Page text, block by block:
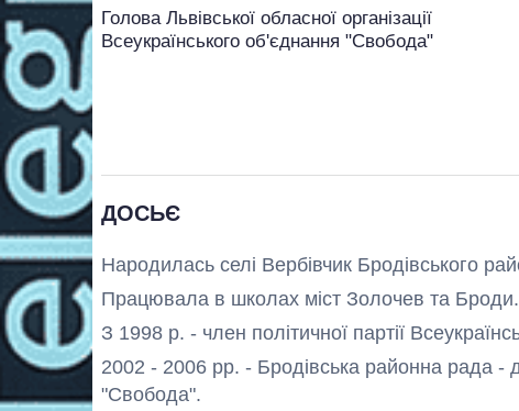
Голова Львівської обласної організації
Всеукраїнського об'єднання "Свобода"
ДОСЬЄ
Народилась селі Вербівчик Бродівського
Працювала в школах міст Золочев та Броди.
З 1998 р. - член політичної партії
2002 - 2006 рр. - Бродівська районна рада -
"Свобода".